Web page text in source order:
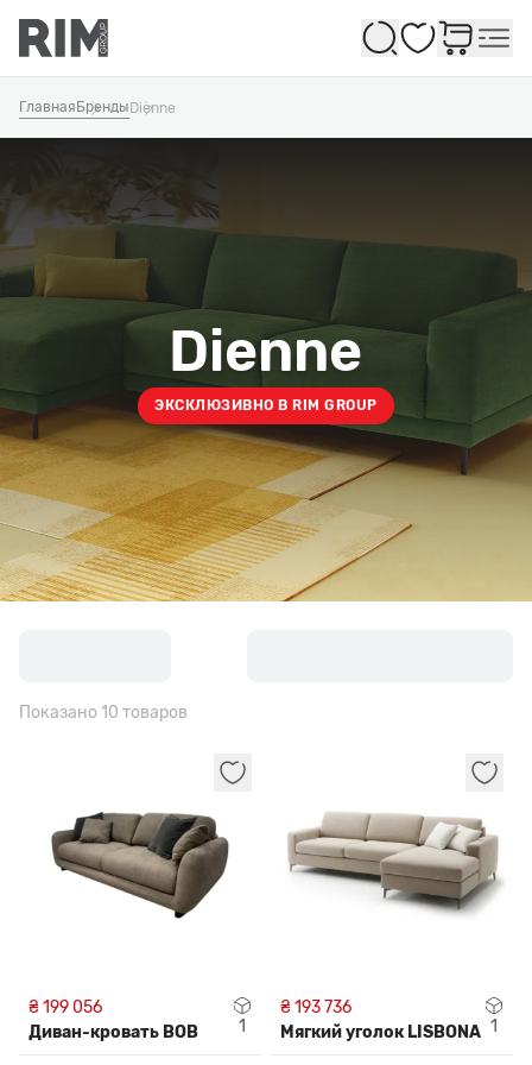
Избранное
Dienne
ЭКСКЛЮЗИВНО В RIM GROUP
Главная БрендыDienne
Показано 10 товаров
₴ 199 056
Диван-кровать BOB
1
₴ 193 736
Мягкий уголок LISBONA 1